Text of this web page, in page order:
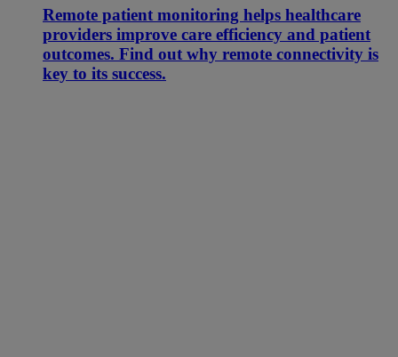
Remote patient monitoring helps healthcare
providers improve care efficiency and patient
outcomes. Find out why remote connectivity is
key to its success.